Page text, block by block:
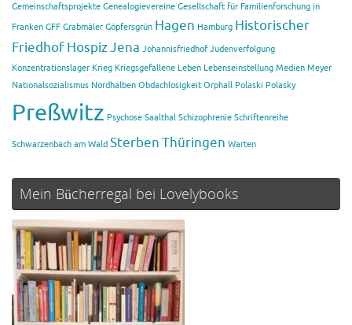
Gemeinschaftsprojekte Genealogievereine Gesellschaft für Familienforschung in
Franken GFF Grabmäler Göpfersgrün Hagen Hamburg Historischer
FriedhofHospizJena Johannisfriedhof Judenverfolgung
Konzentrationslager Krieg Kriegsgefallene Leben Lebenseinstellung Medien Meyer
Nationalsozialismus Nordhalben Obdachlosigkeit Orphall Polaski Polasky
Preßwitz Psychose Saalthal Schizophrenie Schriftenreihe
Schwarzenbach am Wald SterbenThüringen Warten
Mein Bücherregal bei Lovelybooks